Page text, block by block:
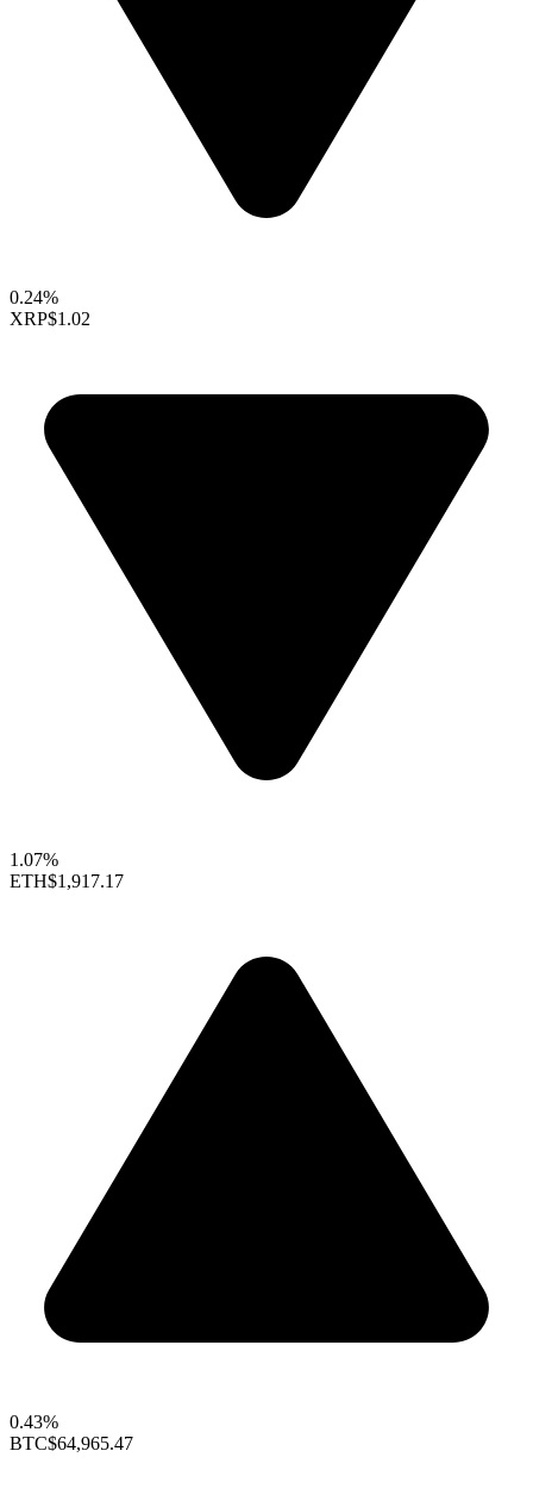
0.24%
XRP$1.02
1.07%
ETH$1,917.17
0.43%
BTC$64,965.47